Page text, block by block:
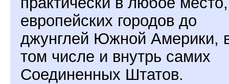
европейских городов до
джунглей Южной Америки,
том числе и внутрь самих
Соединенных Штатов.